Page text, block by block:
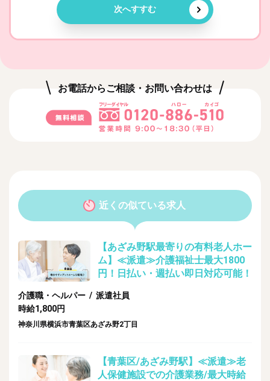
次へすすむ
お電話からご相談・お問い合わせは
近くの似ている求人
【あざみ野駅最寄りの有料老人ホー
ム】≪派遣≫介護福祉士最大1800
円！日払い・週払い即日対応可能！
介護職・ヘルパー / 派遣社員
時給1,800円
神奈川県横浜市青葉区あざみ野2丁目
【青葉区/あざみ野駅】≪派遣≫老
人保健施設での介護業務/最大時給